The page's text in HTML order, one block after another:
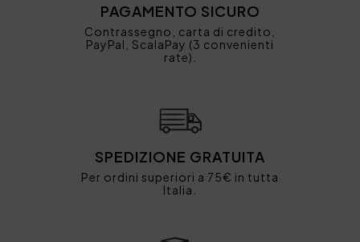
PAGAMENTO SICURO
Contrassegno, carta di credito,
PayPal, ScalaPay (3 convenienti
rate).
SPEDIZIONE GRATUITA
Per ordini superiori a 75€ in tutta
Italia.